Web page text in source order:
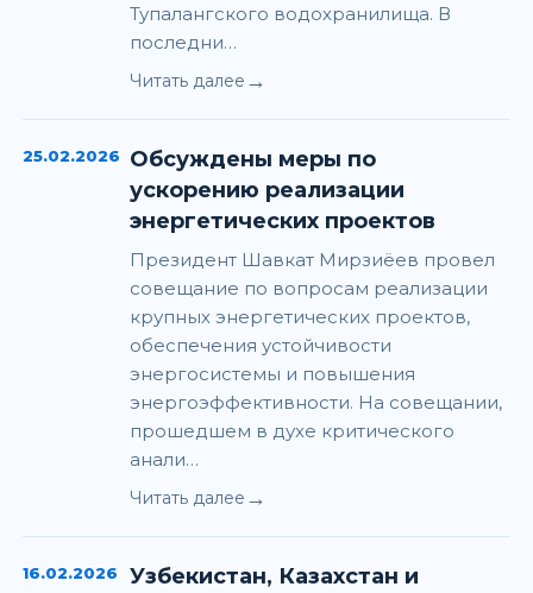
Тупалангского водохранилища. В
последни…
Читать далее →
25.02.2026
Обсуждены меры по
ускорению реализации
энергетических проектов
Президент Шавкат Мирзиёев провел
совещание по вопросам реализации
крупных энергетических проектов,
обеспечения устойчивости
энергосистемы и повышения
энергоэффективности. На совещании,
прошедшем в духе критического
анали…
Читать далее →
16.02.2026
Узбекистан, Казахстан и